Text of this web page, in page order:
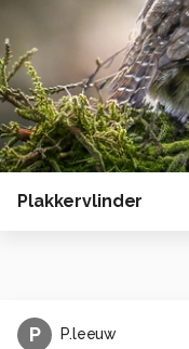
Plakkervlinder
P P.leeuw